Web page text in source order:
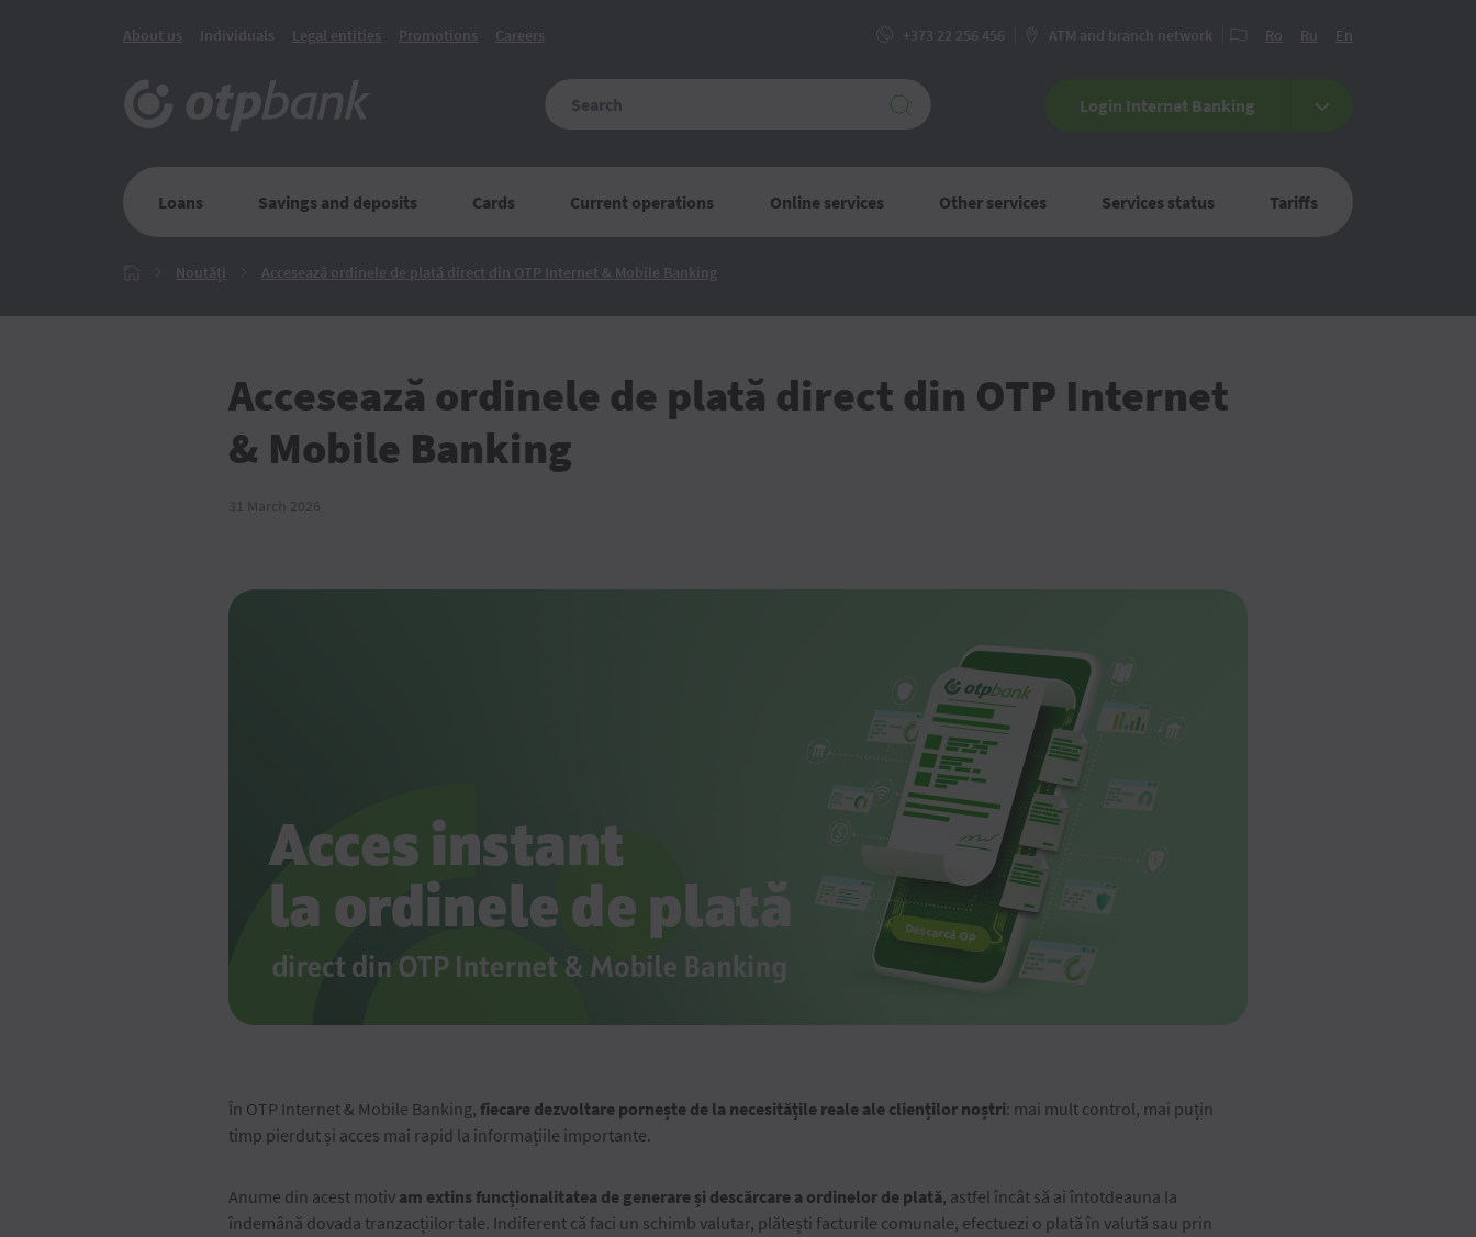
About us Individuals Legal entities Promotions Сareers +373 22 256 456 ATM and branch network Ro Ru En
Login Internet Banking
Loans Savings and deposits Cards Current operations Online services Other services Services status Tariffs
Noutăți NoutățiAccesează ordinele de plată direct din OTP Internet & Mobile BankingAccesează
Internet
&
Accesează ordinele de plată direct din OTP Internet
& Mobile Banking
31 March 2026
În OTP Internet & Mobile Banking, fiecare dezvoltare pornește de la necesitățile reale ale clienților noștri: mai mult control, mai puțin
timp pierdut și acces mai rapid la informațiile importante.
Anume din acest motiv am extins funcționalitatea de generare și descărcare a ordinelor de plată, astfel încât să ai întotdeauna la
îndemână dovada tranzacțiilor tale. Indiferent că faci un schimb valutar, plătești facturile comunale, efectuezi o plată în valută sau prin